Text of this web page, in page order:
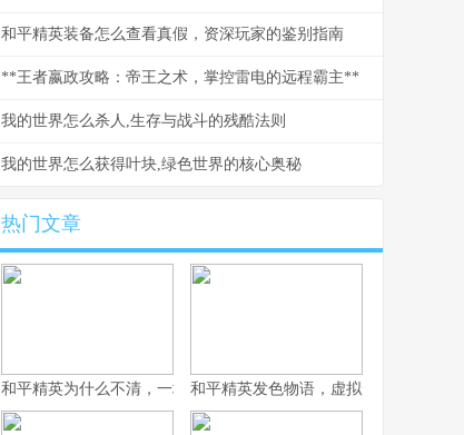
和平精英装备怎么查看真假，资深玩家的鉴别指南
**王者嬴政攻略：帝王之术，掌控雷电的远程霸主**
我的世界怎么杀人,生存与战斗的残酷法则
我的世界怎么获得叶块,绿色世界的核心奥秘
热门文章
和平精英为什么不清，一场战术生存的匠心平衡和平精英发色物语，虚拟形象的情绪拼